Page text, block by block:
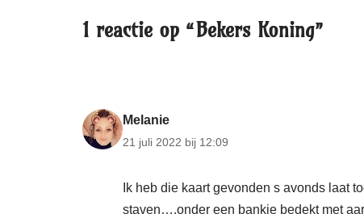
1 reactie op “Bekers Koning”
Melanie
21 juli 2022 bij 12:09
Ik heb die kaart gevonden s avonds laat
staven….onder een bankje bedekt met